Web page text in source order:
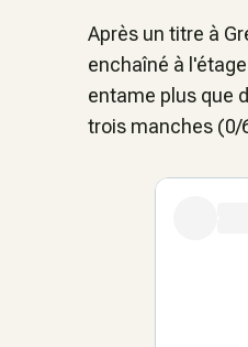
Après un titre à
enchaîné à
entame plus que
trois manches (0/